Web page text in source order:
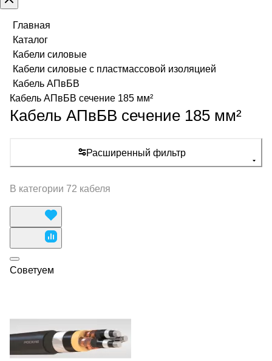
Главная
Каталог
Кабели силовые
Кабели силовые с пластмассовой изоляцией
Кабель АПвБВ
Кабель АПвБВ сечение 185 мм²
Кабель АПвБВ сечение 185 мм²
Расширенный фильтр
В категории 72 кабеля
Советуем